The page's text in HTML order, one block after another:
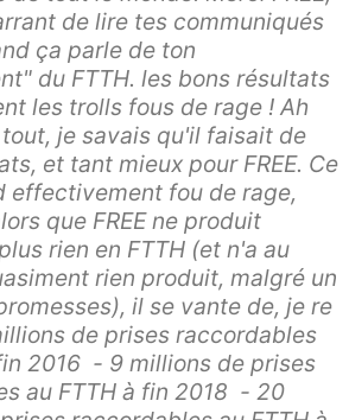
de lire tes communiqués
ça parle de ton
du FTTH. les bons résultats
les trolls fous de rage ! Ah
je savais qu'il faisait de
et tant mieux pour FREE. Ce
effectivement fou de rage,
que FREE ne produit
rien en FTTH (et n'a au
rien produit, malgré un
il se vante de, je re
de prises raccordables
2016 - 9 millions de prises
au FTTH à fin 2018 - 20